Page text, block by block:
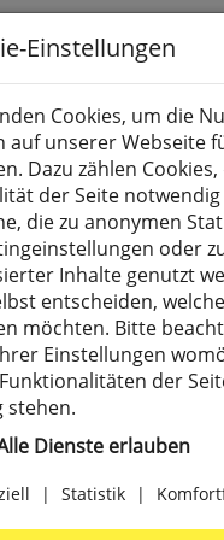
nach
Jetzt anmelden
mitFunk-Taster,
Einstellungen
Cookies, um die
auf unserer Webseite
Dazu zählen
der Seite
die zu anonymen
oder
Inhalte genutzt
entscheiden,
möchten. Bitte
Einstellungen
der
stehen.
Dienste erlauben
| Statistik |